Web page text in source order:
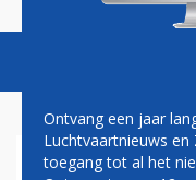
Ontvang een jaar
Luchtvaartnieuws en
toegang tot al het